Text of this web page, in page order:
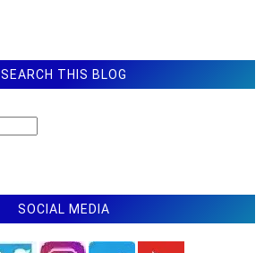
SEARCH THIS BLOG
SOCIAL MEDIA